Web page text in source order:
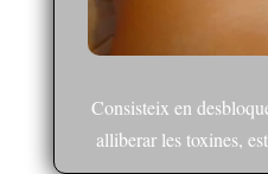
Consisteix en
alliberar les toxines,